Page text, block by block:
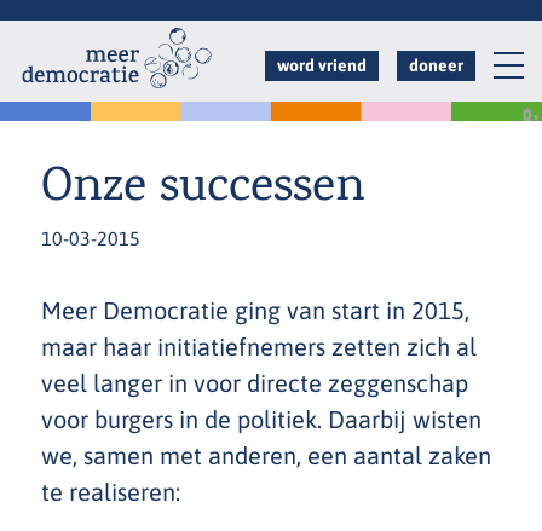
Overslaan
naar
de
inhoud
gaan
word vriend doneer
Onze successen
10-03-2015
Meer Democratie ging van start in 2015,
maar haar initiatiefnemers zetten zich al
veel langer in voor directe zeggenschap
voor burgers in de politiek. Daarbij wisten
we, samen met anderen, een aantal zaken
te realiseren: